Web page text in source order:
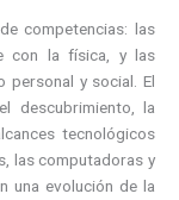
competencias: las
con la física, y las
personal y social. El
descubrimiento, la
tecnológicos
las computadoras y
una evolución de la